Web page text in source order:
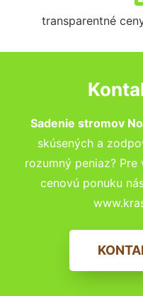
transparentné
Sadenie stromov
skúsených a
rozumný peniaz?
cenovú ponuku